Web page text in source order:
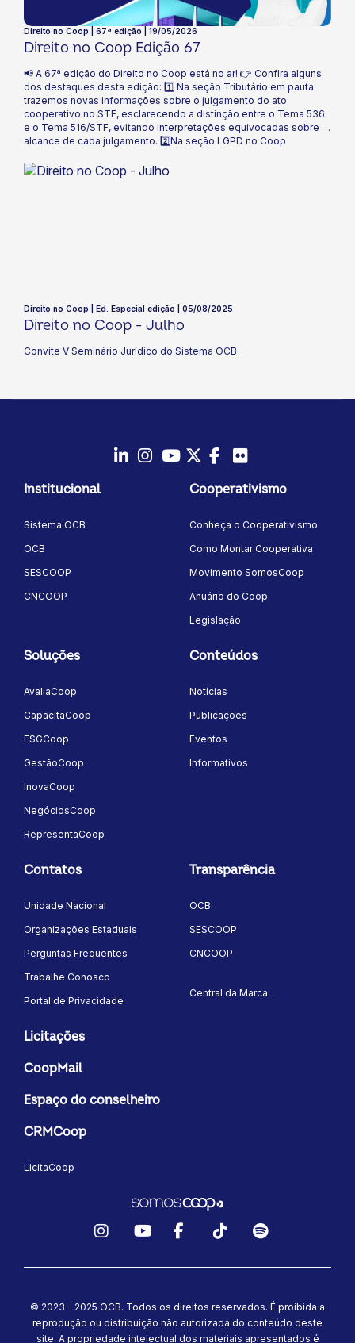
Direito no Coop | 67ª edição | 19/05/2026
Direito no Coop Edição 67
📢 A 67ª edição do Direito no Coop está no ar! 👉 Confira alguns
dos destaques desta edição: 1️⃣ Na seção Tributário em pauta
trazemos novas informações sobre o julgamento do ato
cooperativo no STF, esclarecendo a distinção entre o Tema 536
e o Tema 516/STF, evitando interpretações equivocadas sobre o
alcance de cada julgamento. 2️⃣Na seção LGPD no Coop
surgem em um contexto de crescimento de fraudes digitais,
riscos operacionais e circulação de conteúdos ilegais no
Direito no Coop | Ed. Especial edição | 05/08/2025
Direito no Coop - Julho
Convite V Seminário Jurídico do Sistema OCB
Instagram
YoutubeTwitter/X
Facebook
Institucional
Sistema OCB
OCB
SESCOOP
CNCOOP
Cooperativismo
Conheça o Cooperativismo
Como Montar Cooperativa
Movimento SomosCoop
Anuário do Coop
Legislação
Soluções
AvaliaCoop
CapacitaCoop
ESGCoop
GestãoCoop
InovaCoop
NegóciosCoop
RepresentaCoop
Conteúdos
Notícias
Publicações
Eventos
Informativos
Contatos
Unidade Nacional
Organizações Estaduais
Perguntas Frequentes
Trabalhe Conosco
Portal de Privacidade
Transparência
OCB
SESCOOP
CNCOOP
Central da Marca
Licitações
CoopMail
Espaço do conselheiro
CRMCoop
LicitaCoop
© 2023 - 2025 OCB. Todos os direitos reservados. É proibida a
reprodução ou distribuição não autorizada do conteúdo deste
site. A propriedade intelectual dos materiais apresentados é